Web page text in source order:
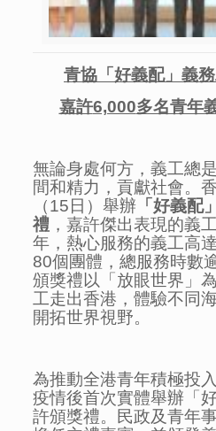
青協「好義配」義
嘉許6,000多名青年
無論身處何方，義工總
間和精力，貢獻社會。
（15日）舉辦 「好義配
禮 ，嘉許傑出表現的義
年，熱心服務的義工高
80個團體，總服務時數
頒獎禮以「放眼世界」
工走出香港，體驗不同
開拓世界視野。
為推動全港青年積極投
疫情後首次實體舉辦「
許頒獎禮。民政及青年